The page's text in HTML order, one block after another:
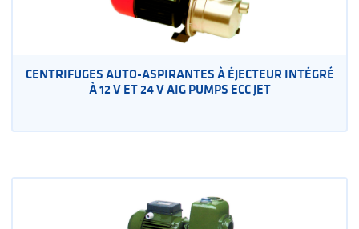
CENTRIFUGES AUTO-ASPIRANTES À ÉJECTEUR INTÉGRÉ
À 12 V ET 24 V AIG PUMPS ECC JET